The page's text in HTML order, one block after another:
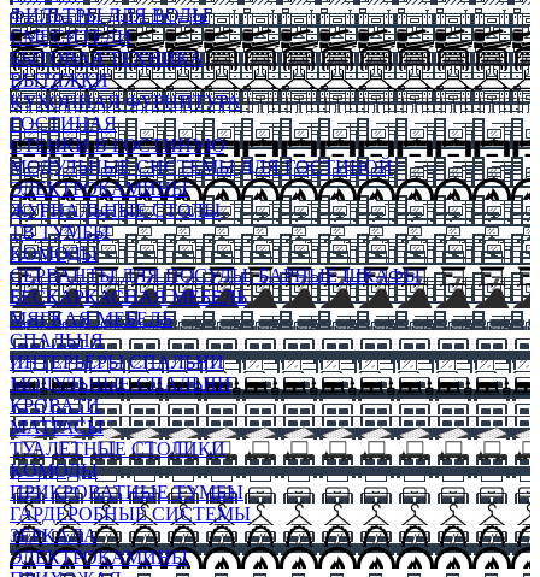
ФИЛЬТРЫ ДЛЯ ВОДЫ
СМЕСИТЕЛИ
БЫТОВАЯ ТЕХНИКА
ВЫТЯЖКИ
КУХОННАЯ ФУРНИТУРА
ГОСТИНАЯ
СТЕНКИ В ГОСТИНУЮ
МОДУЛЬНЫЕ СИСТЕМЫ ДЛЯ ГОСТИНОЙ
ЭЛЕКТРОКАМИНЫ
ЖУРНАЛЬНЫЕ СТОЛЫ
ТВ ТУМБЫ
КОМОДЫ
СЕРВАНТЫ ДЛЯ ПОСУДЫ, БАРНЫЕ ШКАФЫ
БЕСКАРКАСНАЯ МЕБЕЛЬ
МЯГКАЯ МЕБЕЛЬ
СПАЛЬНЯ
ИНТЕРЬЕРЫ СПАЛЬНИ
МОДУЛЬНЫЕ СПАЛЬНИ
КРОВАТИ
МАТРАСЫ
ТУАЛЕТНЫЕ СТОЛИКИ
КОМОДЫ
ПРИКРОВАТНЫЕ ТУМБЫ
ГАРДЕРОБНЫЕ СИСТЕМЫ
ЗЕРКАЛА
ЭЛЕКТРОКАМИНЫ